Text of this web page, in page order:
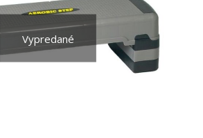
Vypredané